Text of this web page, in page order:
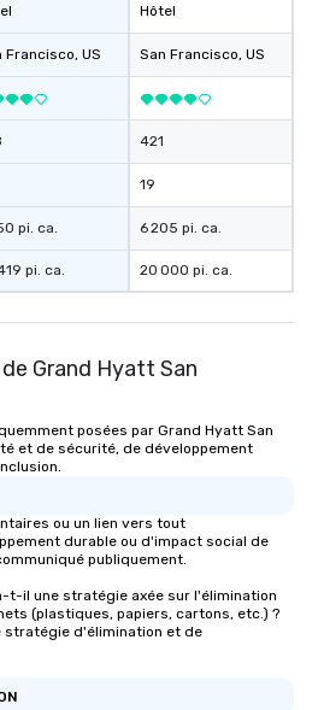
experience, we can
an evening helicopter
glittering lights of The
Memorable
Smacking Foodie
are special, from the
last. It’s an
experience is
short stroll allows
members a chance
itinerary. You Get a Dinner and a Show
Our tours offer an
entertainment. All
knowledgeable,
who leads the group
Francisco, US
pi. ca.
pi. ca.
Hôtel
San Francisco, US
421
19
6 205 pi. ca.
20 000 pi. ca.
Grand Hyatt San
posées par Grand Hyatt San
et de sécurité, de développement
ou un lien vers tout
durable ou d'impact social de
publiquement.
t-il une stratégie axée sur l'élimination
(plastiques, papiers, cartons, etc.) ?
stratégie d'élimination et de